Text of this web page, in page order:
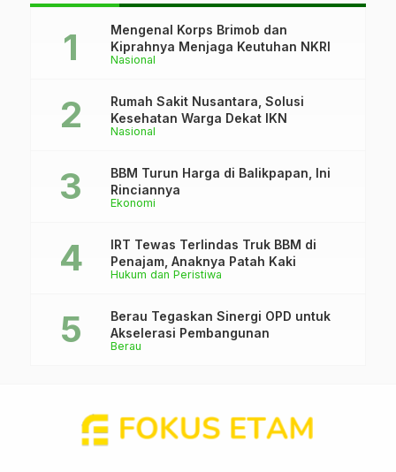
Nasional
Mengenal Korps Brimob dan
Kiprahnya Menjaga Keutuhan NKRI
Nasional
Rumah Sakit Nusantara, Solusi
Kesehatan Warga Dekat IKN
Ekonomi
BBM Turun Harga di Balikpapan, Ini
Rinciannya
Hukum dan Peristiwa
IRT Tewas Terlindas Truk BBM di
Penajam, Anaknya Patah Kaki
Berau
Berau Tegaskan Sinergi OPD untuk
Akselerasi Pembangunan